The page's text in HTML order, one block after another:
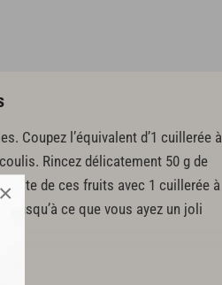
×
Coupez l’équivalent d’1 cuillerée à
Rincez délicatement 50 g de
reste de ces fruits avec 1 cuillerée à
jusqu’à ce que vous ayez un joli